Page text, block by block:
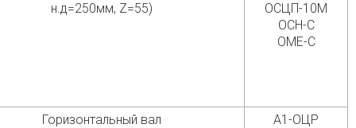
н.д=250мм, Z=55)
ОСЦП-10М
ОСН-С
ОМЕ-С
Горизонтальный вал
А1-ОЦР